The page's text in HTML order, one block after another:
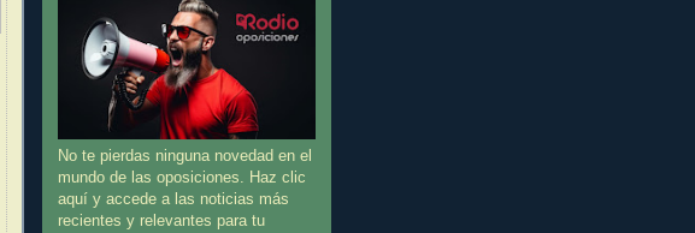
No te pierdas ninguna novedad en el
mundo de las oposiciones. Haz clic
aquí y accede a las noticias más
recientes y relevantes para tu